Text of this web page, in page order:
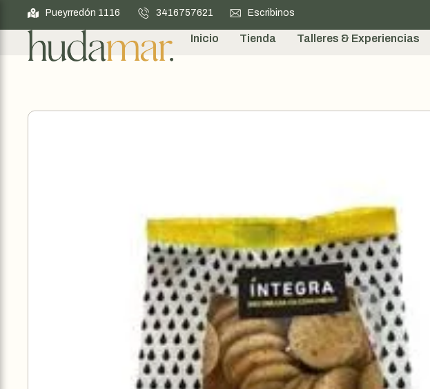
Pueyrredón 1116 3416757621 Escribinos
Inicio Tienda Talleres & Experiencias